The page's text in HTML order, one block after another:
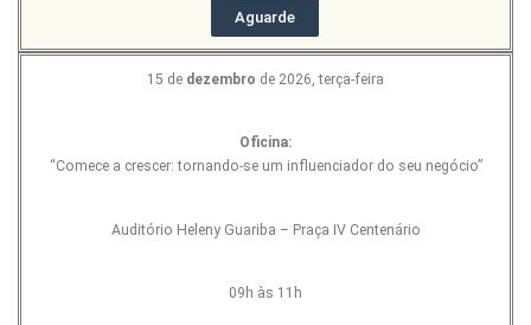
Aguarde
15 de dezembro de 2026, terça-feira
Oficina:
“Comece a crescer: tornando-se um influenciador do seu negócio”
Auditório Heleny Guariba – Praça IV Centenário
09h às 11h